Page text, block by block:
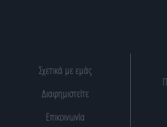
Σχετικά με εμάς
Διαφημιστείτε
Επικοινωνία